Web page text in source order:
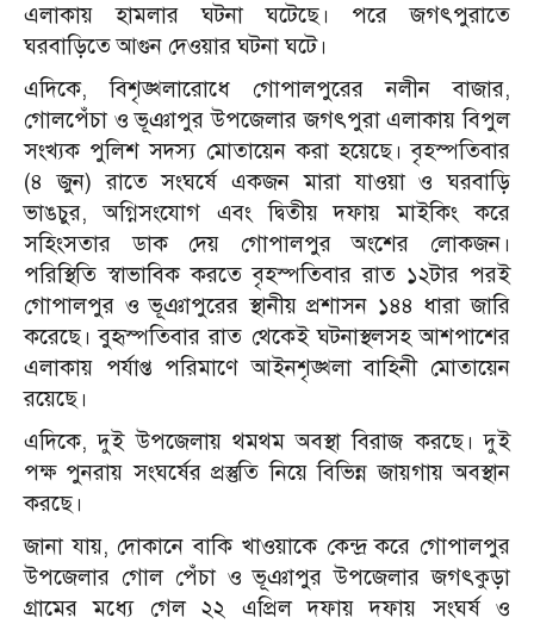
এলাকায় হামলার ঘটনা ঘটেছে। পরে জগৎপুরাতে
ঘরবাড়িতে আগুন দেওয়ার ঘটনা ঘটে।
এদিকে, বিশৃঙ্খলারোধে গোপালপুরের নলীন বাজার,
গোলপেঁচা ও ভূঞাপুর উপজেলার জগৎপুরা এলাকায় বিপুল
সংখ্যক পুলিশ সদস্য মোতায়েন করা হয়েছে। বৃহস্পতিবার
(৪ জুন) রাতে সংঘর্ষে একজন মারা যাওয়া ও ঘরবাড়ি
ভাঙচুর, অগ্নিসংযোগ এবং দ্বিতীয় দফায় মাইকিং করে
সহিংসতার ডাক দেয় গোপালপুর অংশের লোকজন।
পরিস্থিতি স্বাভাবিক করতে বৃহস্পতিবার রাত ১২টার পরই
গোপালপুর ও ভূঞাপুরের স্থানীয় প্রশাসন ১৪৪ ধারা জারি
করেছে। বুহৃস্পতিবার রাত থেকেই ঘটনাস্থলসহ আশপাশের
এলাকায় পর্যাপ্ত পরিমাণে আইনশৃঙ্খলা বাহিনী মোতায়েন
রয়েছে।
এদিকে, দুই উপজেলায় থমথম অবস্থা বিরাজ করছে। দুই
পক্ষ পুনরায় সংঘর্ষের প্রস্তুতি নিয়ে বিভিন্ন জায়গায় অবস্থান
করছে।
জানা যায়, দোকানে বাকি খাওয়াকে কেন্দ্র করে গোপালপুর
উপজেলার গোল পেঁচা ও ভূঞাপুর উপজেলার জগৎকুড়া
গ্রামের মধ্যে গেল ২২ এপ্রিল দফায় দফায় সংঘর্ষ ও